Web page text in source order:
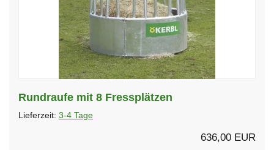
Rundraufe mit 8 Fressplätzen
Lieferzeit: 3-4 Tage
636,00 EUR